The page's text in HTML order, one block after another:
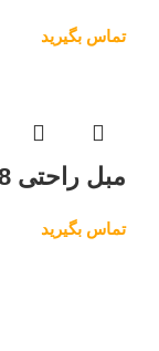
تماس بگیرید
مبل راحتی 8 نفره مدل آرتا
تماس بگیرید